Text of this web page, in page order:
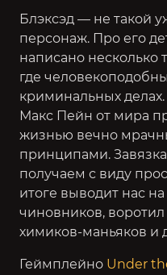
Блэксэд — не такой
персонаж. Про его
написано несколько
где
криминальных
Макс Пейн от мира
жизнью вечно
принципами.
получаем с виду
итоге выводит нас
чиновников,
химиков-маньяков и
Геймплейно Under